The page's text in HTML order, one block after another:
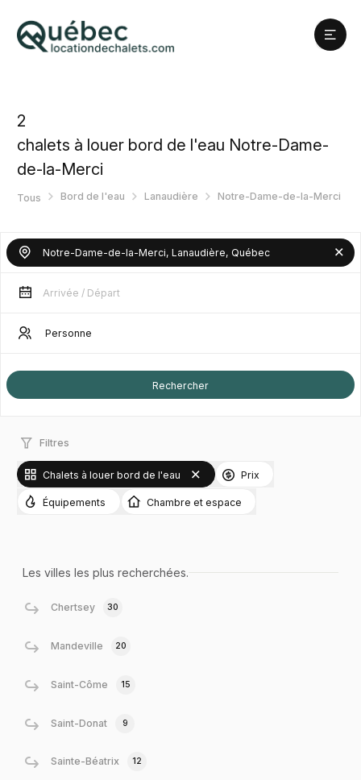
2
chalets à louer bord de l'eau Notre-Dame-
de-la-Merci
Tous Bord de l'eau Lanaudière Notre-Dame-de-la-Merci
Filtres
Chalets à louer bord de l'eau Prix
Équipements Chambre et espace
Les villes les plus recherchées.
Chertsey 30
Mandeville 20
Saint-Côme 15
Saint-Donat 9
Sainte-Béatrix 12